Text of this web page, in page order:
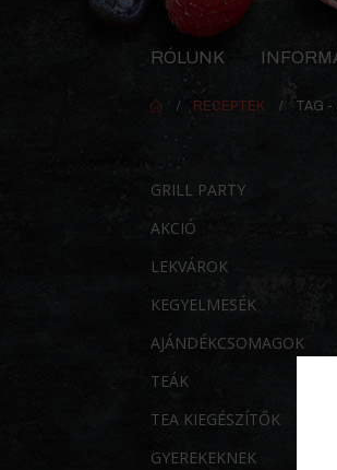
RÓLUNK
RECEPTEK TAG -
GRILL PARTY
AKCIÓ
LEKVÁROK
KEGYELMESÉK
AJÁNDÉKCSOMAGOK
TEÁK
TEA KIEGÉSZÍTŐK
GYEREKEKNEK